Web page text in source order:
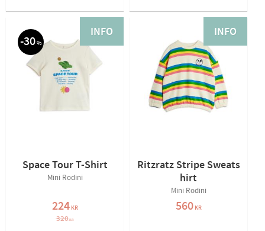
Space Tour T-Shirt
Mini Rodini
224KR
320KR
30%
INFO
Ritzratz Stripe Sweats
hirt
Mini Rodini
560KR
INFO